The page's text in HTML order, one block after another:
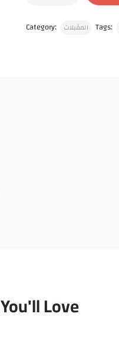
Category: المقبلات Tags:
You'll Love